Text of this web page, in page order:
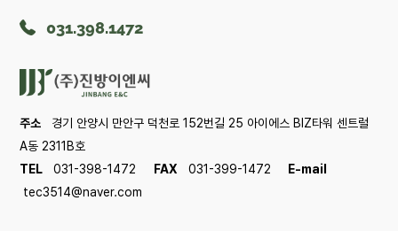
주소 경기 안양시 만안구 덕천로 152번길 25 아이에스 BIZ타워 센트럴
A동 2311B호
TEL 031-398-1472 FAX 031-399-1472
E-mail
tec3514@naver.com
031.398.1472